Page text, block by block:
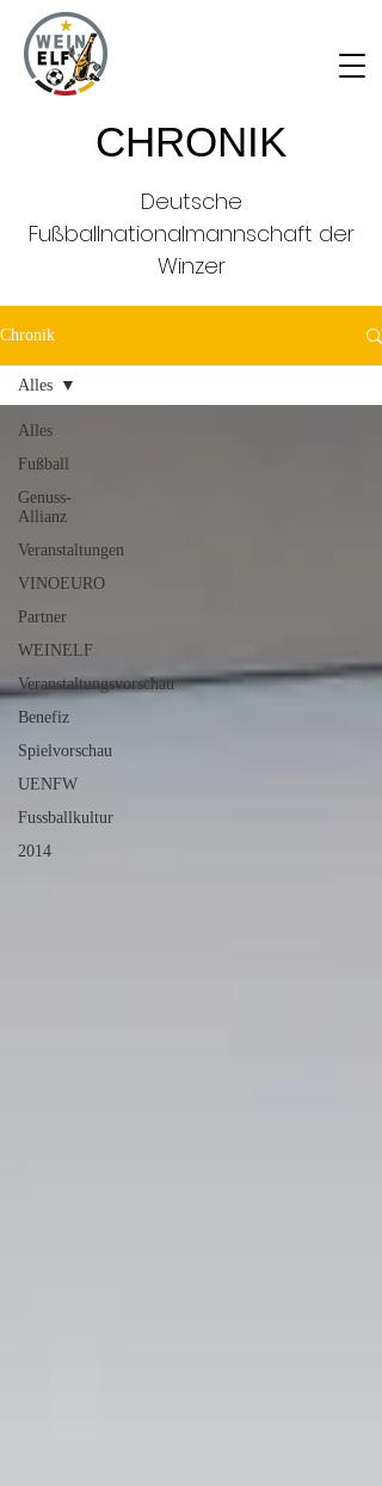
CHRONIK
Deutsche
Fußballnationalmannschaft der
Winzer
Chronik
Alles
Fußball
Genuss-
Allianz
Veranstaltungen
VINOEURO
Partner
WEINELF
Veranstaltungsvorschau
Benefiz
Spielvorschau
UENFW
Fussballkultur
2014
Alles